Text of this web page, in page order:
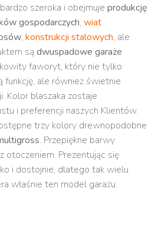
szeroka i obejmuje produkcję
gospodarczych, wiat
, konstrukcji stalowych, ale
są dwuspadowe garaże
faworyt, który nie tylko
funkcję, ale również świetnie
Kolor blaszaka zostaje
i preferencji naszych Klientów.
trzy kolory drewnopodobne
. Przepiękne barwy
otoczeniem. Prezentując się
i dostojnie, dlatego tak wielu
właśnie ten model garażu